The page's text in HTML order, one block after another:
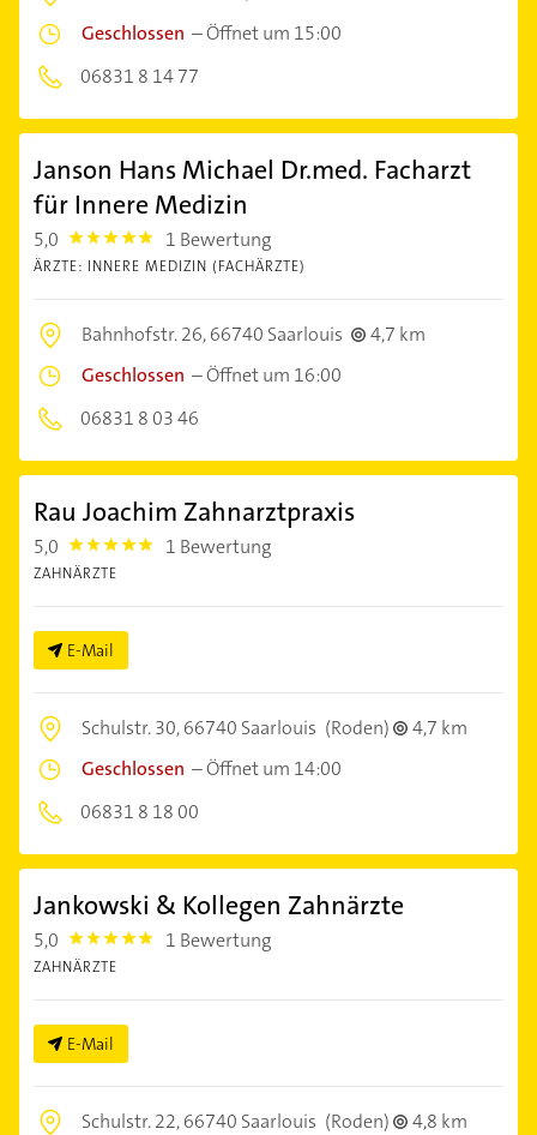
Geschlossen –Öffnet um 15:00
06831 8 14 77
Janson Hans Michael Dr.med. Facharzt
für Innere Medizin
5,0 5.0 1 Bewertung
ÄRZTE: INNERE MEDIZIN (FACHÄRZTE)
Bahnhofstr. 26,66740 Saarlouis
4,7 km
Geschlossen –Öffnet um 16:00
06831 8 03 46
Rau Joachim Zahnarztpraxis
5,0 5.0 1 Bewertung
ZAHNÄRZTE
E-Mail
Schulstr. 30,66740 Saarlouis (Roden)
4,7 km
Geschlossen –Öffnet um 14:00
06831 8 18 00
Jankowski & Kollegen Zahnärzte
5,0 5.0 1 Bewertung
ZAHNÄRZTE
E-Mail
Schulstr. 22,66740 Saarlouis (Roden)
4,8 km